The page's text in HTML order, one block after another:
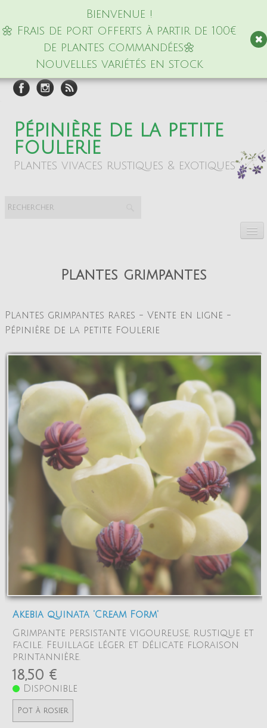
Bienvenue !
🌼 Frais de port offerts à partir de 100€
de plantes commandées🌼
Nouvelles variétés en stock
Pépinière de la petite
foulerie
Plantes vivaces rustiques & exotiques
La pépinière
Événements▼
Infos
Avis
Contact
Plantes grimpantes
Plantes grimpantes rares - Vente en ligne -
Pépinière de la petite Foulerie
Akebia quinata 'Cream Form'
Grimpante persistante vigoureuse, rustique et
facile. Feuillage léger et délicate floraison
printannière.
18,50 €
Disponible
Pot à rosier